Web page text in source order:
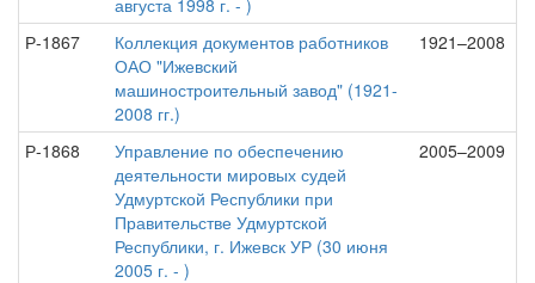
августа 1998 г. - )
Р-1867
Коллекция документов работников
ОАО "Ижевский
машиностроительный завод" (1921-
2008 гг.)
1921–2008
Р-1868
Управление по обеспечению
деятельности мировых судей
Удмуртской Республики при
Правительстве Удмуртской
Республики, г. Ижевск УР (30 июня
2005 г. - )
2005–2009